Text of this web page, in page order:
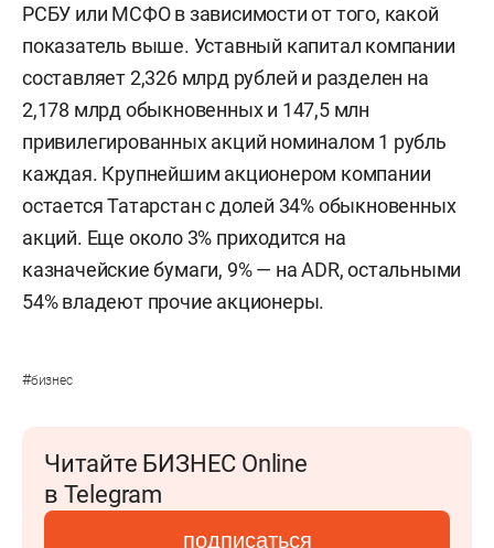
РСБУ или МСФО в зависимости от того, какой
показатель выше. Уставный капитал компании
составляет 2,326 млрд рублей и разделен на
2,178 млрд обыкновенных и 147,5 млн
привилегированных акций номиналом 1 рубль
каждая. Крупнейшим акционером компании
остается Татарстан с долей 34% обыкновенных
акций. Еще около 3% приходится на
казначейские бумаги, 9% — на ADR, остальными
54% владеют прочие акционеры.
#бизнес
Читайте БИЗНЕС Online
в Telegram
подписаться